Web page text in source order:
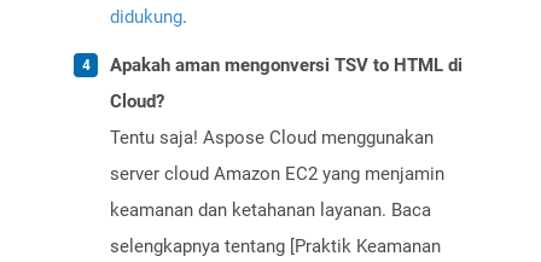
didukung.
Apakah aman mengonversi TSV to HTML di
Cloud?
Tentu saja! Aspose Cloud menggunakan
server cloud Amazon EC2 yang menjamin
keamanan dan ketahanan layanan. Baca
selengkapnya tentang [Praktik Keamanan